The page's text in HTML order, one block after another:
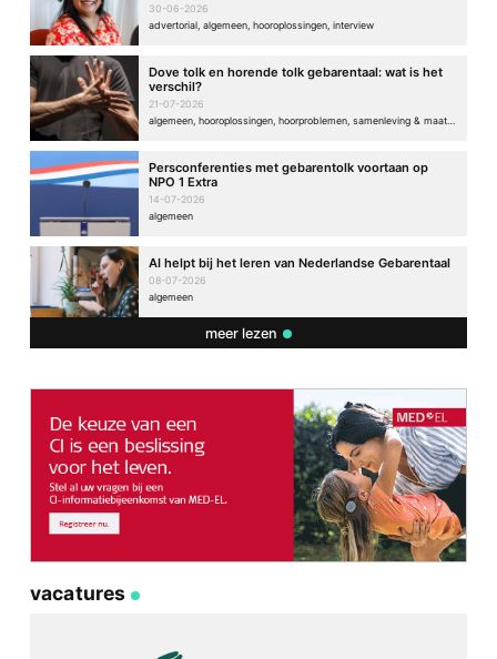
30-06-2026
advertorial, algemeen, hooroplossingen, interview
Dove tolk en horende tolk gebarentaal: wat is het
verschil?
21-07-2026
Persconferenties met gebarentolk voortaan op
NPO 1 Extra
14-07-2026
algemeen
AI helpt bij het leren van Nederlandse Gebarentaal
08-07-2026
algemeen
meer lezen
vacatures